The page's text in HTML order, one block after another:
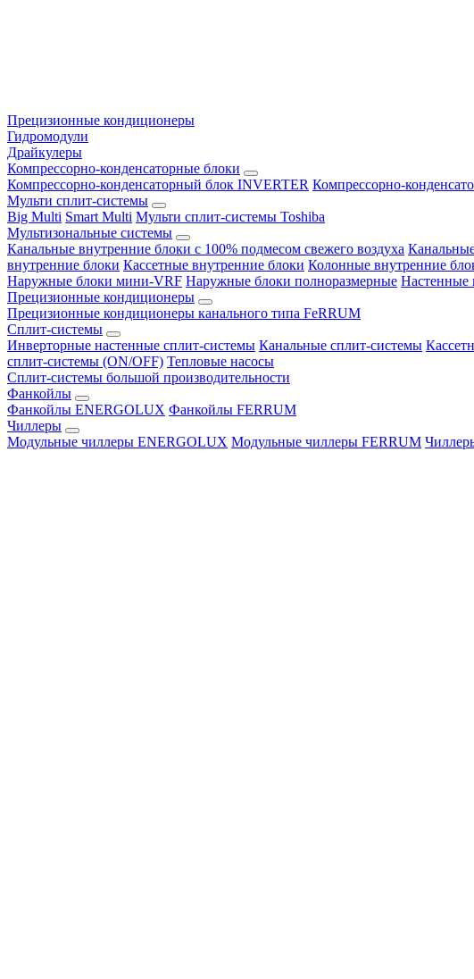
Прецизионные кондиционеры
Гидромодули
Драйкулеры
Компрессорно-конденсаторные блоки
Компрессорно-конденсаторный блок INVERTER Компрессорно-
Мульти сплит-системы
Big Multi Smart Multi Мульти сплит-системы Toshiba
Мультизональные системы
Канальные внутренние блоки с 100% подмесом свежего воздуха
внутренние блоки Кассетные внутренние блоки Колонные внутренние
Наружные блоки мини-VRF Наружные блоки полноразмерные Настенные
Прецизионные кондиционеры
Прецизионные кондиционеры канального типа FeRRUM
Сплит-системы
Инверторные настенные сплит-системы Канальные сплит-системы
сплит-системы (ON/OFF) Тепловые насосы
Сплит-системы большой производительности
Фанкойлы
Фанкойлы ENERGOLUX Фанкойлы FERRUM
Чиллеры
Модульные чиллеры ENERGOLUX Модульные чиллеры FERRUM